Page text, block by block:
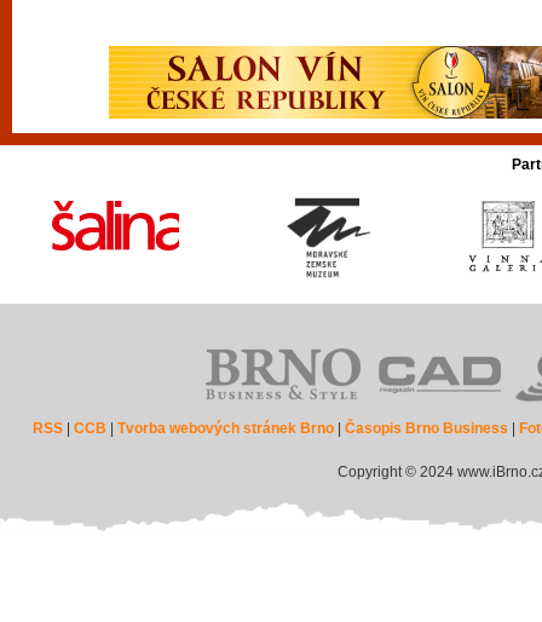
RSS |CCB |Tvorba webových stránek Brno |Časopis Brno Business
Copyright © 2024